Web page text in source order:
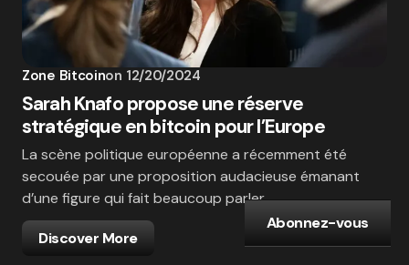
Zone Bitcoinon 12/20/2024
Sarah Knafo propose une réserve
stratégique en bitcoin pour l’Europe
La scène politique européenne a récemment été
secouée par une proposition audacieuse émanant
d’une figure qui fait beaucoup parler…
Discover More
Abonnez-vous